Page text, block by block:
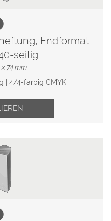
Endformat
seitig
74 mm
| 4/4-farbig CMYK